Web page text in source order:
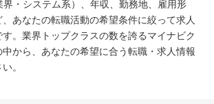
界・システム系）、年収、勤務地、雇用形
あなたの転職活動の希望条件に絞って求人
。業界トップクラスの数を誇るマイナビク
中から、あなたの希望に合う転職・求人情報
。